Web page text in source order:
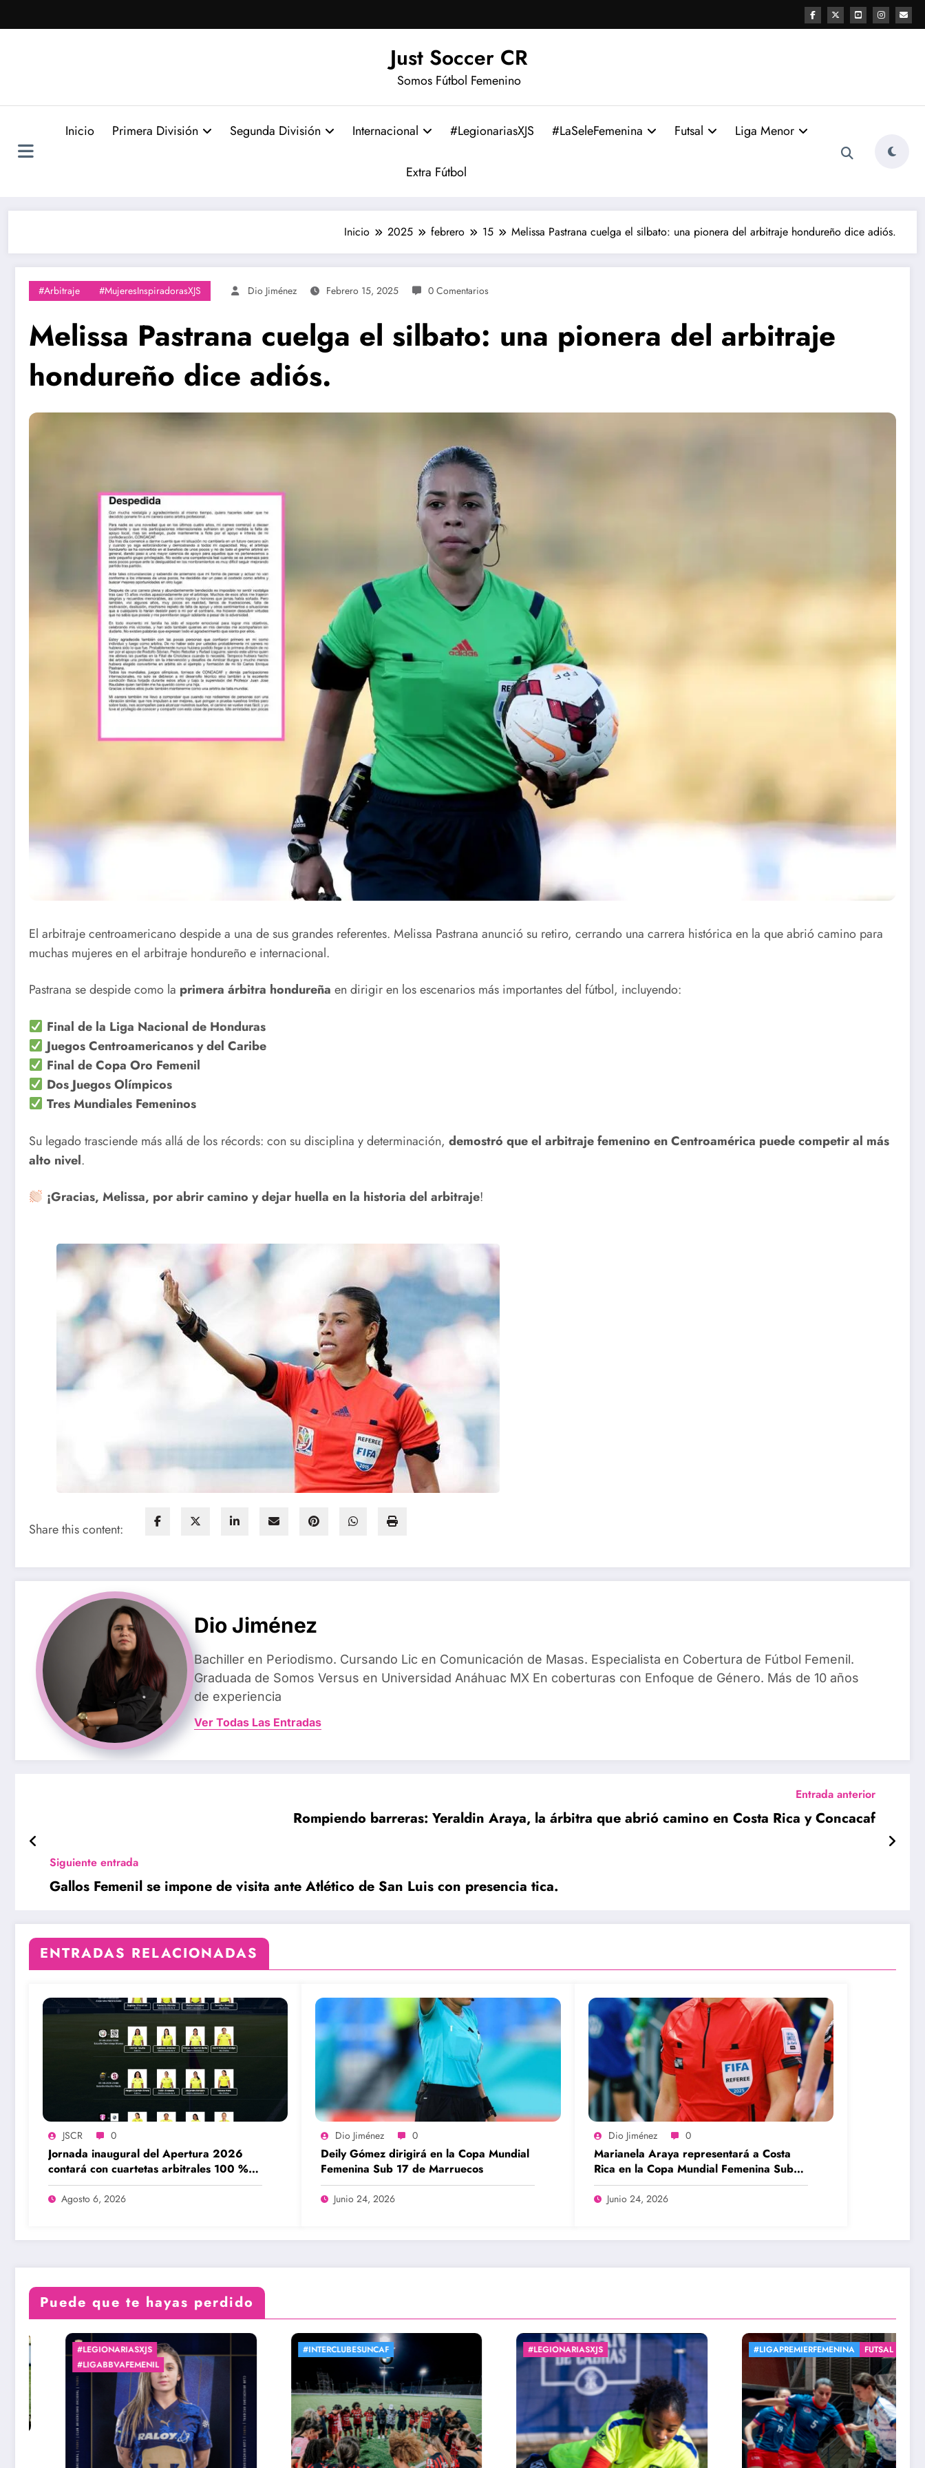
al
Just Soccer CR
Somos Fútbol Femenino
Inicio Primera División Segunda División Internacional #LegionariasXJS #LaSeleFemenina Futsal Liga Menor
Extra Fútbol
Inicio 2025 febrero 15 Melissa Pastrana cuelga el silbato: una pionera del arbitraje hondureño dice adiós.
#Arbitraje #MujeresInspiradorasXJS Dio Jiménez Febrero 15, 2025 0 Comentarios
Melissa Pastrana cuelga el silbato: una pionera del arbitraje
hondureño dice adiós.
El arbitraje centroamericano despide a una de sus grandes referentes. Melissa Pastrana anunció su retiro, cerrando una carrera histórica en la que abrió camino para
muchas mujeres en el arbitraje hondureño e internacional.
Pastrana se despide como la primera árbitra hondureña en dirigir en los escenarios más importantes del fútbol, incluyendo:
Final de la Liga Nacional de Honduras
Juegos Centroamericanos y del Caribe
Final de Copa Oro Femenil
Dos Juegos Olímpicos
Tres Mundiales Femeninos
Su legado trasciende más allá de los récords: con su disciplina y determinación, demostró que el arbitraje femenino en Centroamérica puede competir al más
alto nivel.
¡Gracias, Melissa, por abrir camino y dejar huella en la historia del arbitraje!
Share this content:
Dio Jiménez
Bachiller en Periodismo. Cursando Lic en Comunicación de Masas. Especialista en Cobertura de Fútbol Femenil.
Graduada de Somos Versus en Universidad Anáhuac MX En coberturas con Enfoque de Género. Más de 10 años
de experiencia
Ver Todas Las Entradas
Entrada anterior
Rompiendo barreras: Yeraldin Araya, la árbitra que abrió camino en Costa Rica y Concacaf
Siguiente entrada
Gallos Femenil se impone de visita ante Atlético de San Luis con presencia tica.
ENTRADAS RELACIONADAS
JSCR 0
Jornada inaugural del Apertura 2026
contará con cuartetas arbitrales 100 %
femeninas
Agosto 6, 2026
Dio Jiménez 0
Deily Gómez dirigirá en la Copa Mundial
Femenina Sub 17 de Marruecos
Junio 24, 2026
Dio Jiménez 0
Marianela Araya representará a Costa
Rica en la Copa Mundial Femenina Sub
20
Junio 24, 2026
Puede que te hayas perdido
#INTERCLUBESUNCAF #LEGIONARIASXJS #LIGAPREMIERFEMENINA #LEGIONARIASXJS